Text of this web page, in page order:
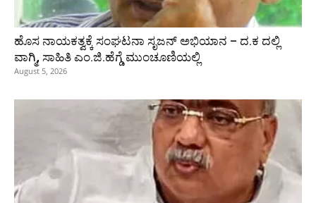
ಹೊಸ ನಾಯಕತ್ವಕ್ಕೆ ಸಂಘಟನಾ ಸೃಜನ್ ಅಭಿಯಾನ – ದ.ಕ ದಲ್ಲಿ
ವಾಗ್ಮಿ, ಸಾಹಿತಿ ಎಂ.ಜಿ.ಹೆಗ್ಡೆ ಮುಂಚೂಣಿಯಲ್ಲಿ
August 5, 2026